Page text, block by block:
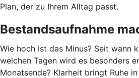
Plan, der zu Ihrem Alltag passt.
Bestandsaufnahme
Wie hoch ist das Minus? Seit wann
welchen Tagen wird es besonders
Monatsende? Klarheit bringt Ruhe